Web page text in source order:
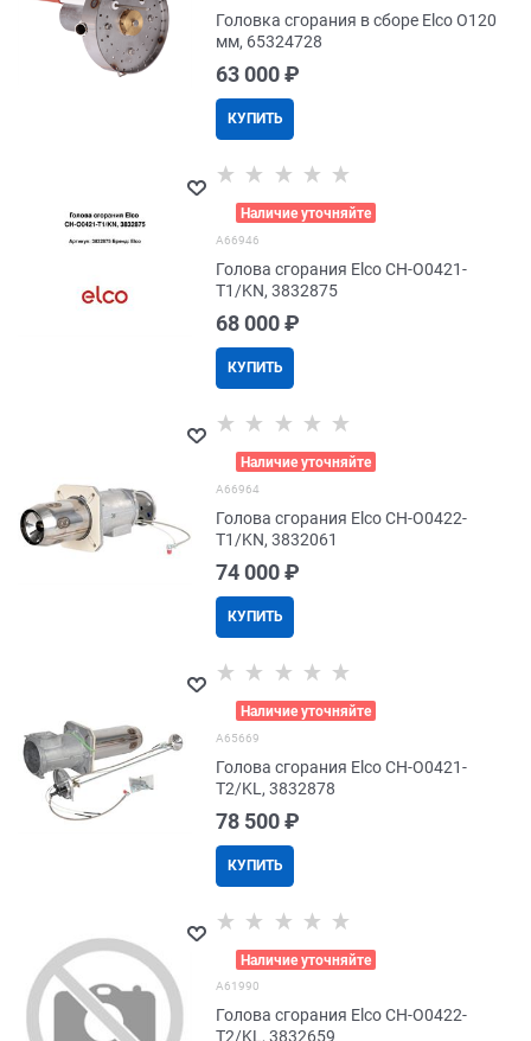
Головка сгорания в сборе Elco O120
мм, 65324728
63 000 ₽
КУПИТЬ
Наличие уточняйте
A66946
Голова сгорания Elco CH-O0421-
T1/KN, 3832875
68 000 ₽
КУПИТЬ
Наличие уточняйте
A66964
Голова сгорания Elco CH-O0422-
T1/KN, 3832061
74 000 ₽
КУПИТЬ
Наличие уточняйте
A65669
Голова сгорания Elco CH-O0421-
T2/KL, 3832878
78 500 ₽
КУПИТЬ
Наличие уточняйте
A61990
Голова сгорания Elco CH-O0422-
T2/KL, 3832659